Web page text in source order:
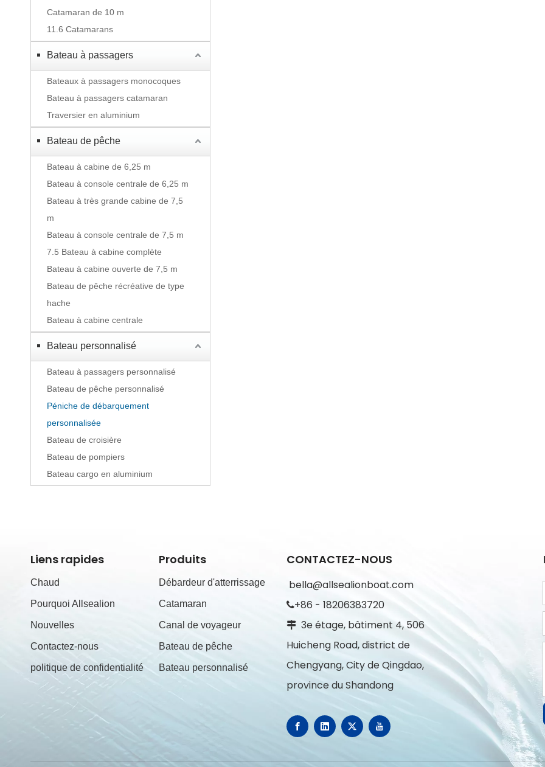
Catamaran de 10 m
11.6 Catamarans
Bateau à passagers
Bateaux à passagers monocoques
Bateau à passagers catamaran
Traversier en aluminium
Bateau de pêche
Bateau à cabine de 6,25 m
Bateau à console centrale de 6,25 m
Bateau à très grande cabine de 7,5
m
Bateau à console centrale de 7,5 m
7.5 Bateau à cabine complète
Bateau à cabine ouverte de 7,5 m
Bateau de pêche récréative de type
hache
Bateau à cabine centrale
Bateau personnalisé
Bateau à passagers personnalisé
Bateau de pêche personnalisé
Péniche de débarquement
personnalisée
Bateau de croisière
Bateau de pompiers
Bateau cargo en aluminium
Liens rapides
Chaud
Pourquoi Allsealion
Nouvelles
Contactez-nous
politique de confidentialité
Produits
Débardeur d'atterrissage
Catamaran
Canal de voyageur
Bateau de pêche
Bateau personnalisé
CONTACTEZ-NOUS
bella@allsealionboat.com
+86 - 18206383720
 3e étage, bâtiment 4, 506
Huicheng Road, district de
Chengyang, City de Qingdao,
province du Shandong